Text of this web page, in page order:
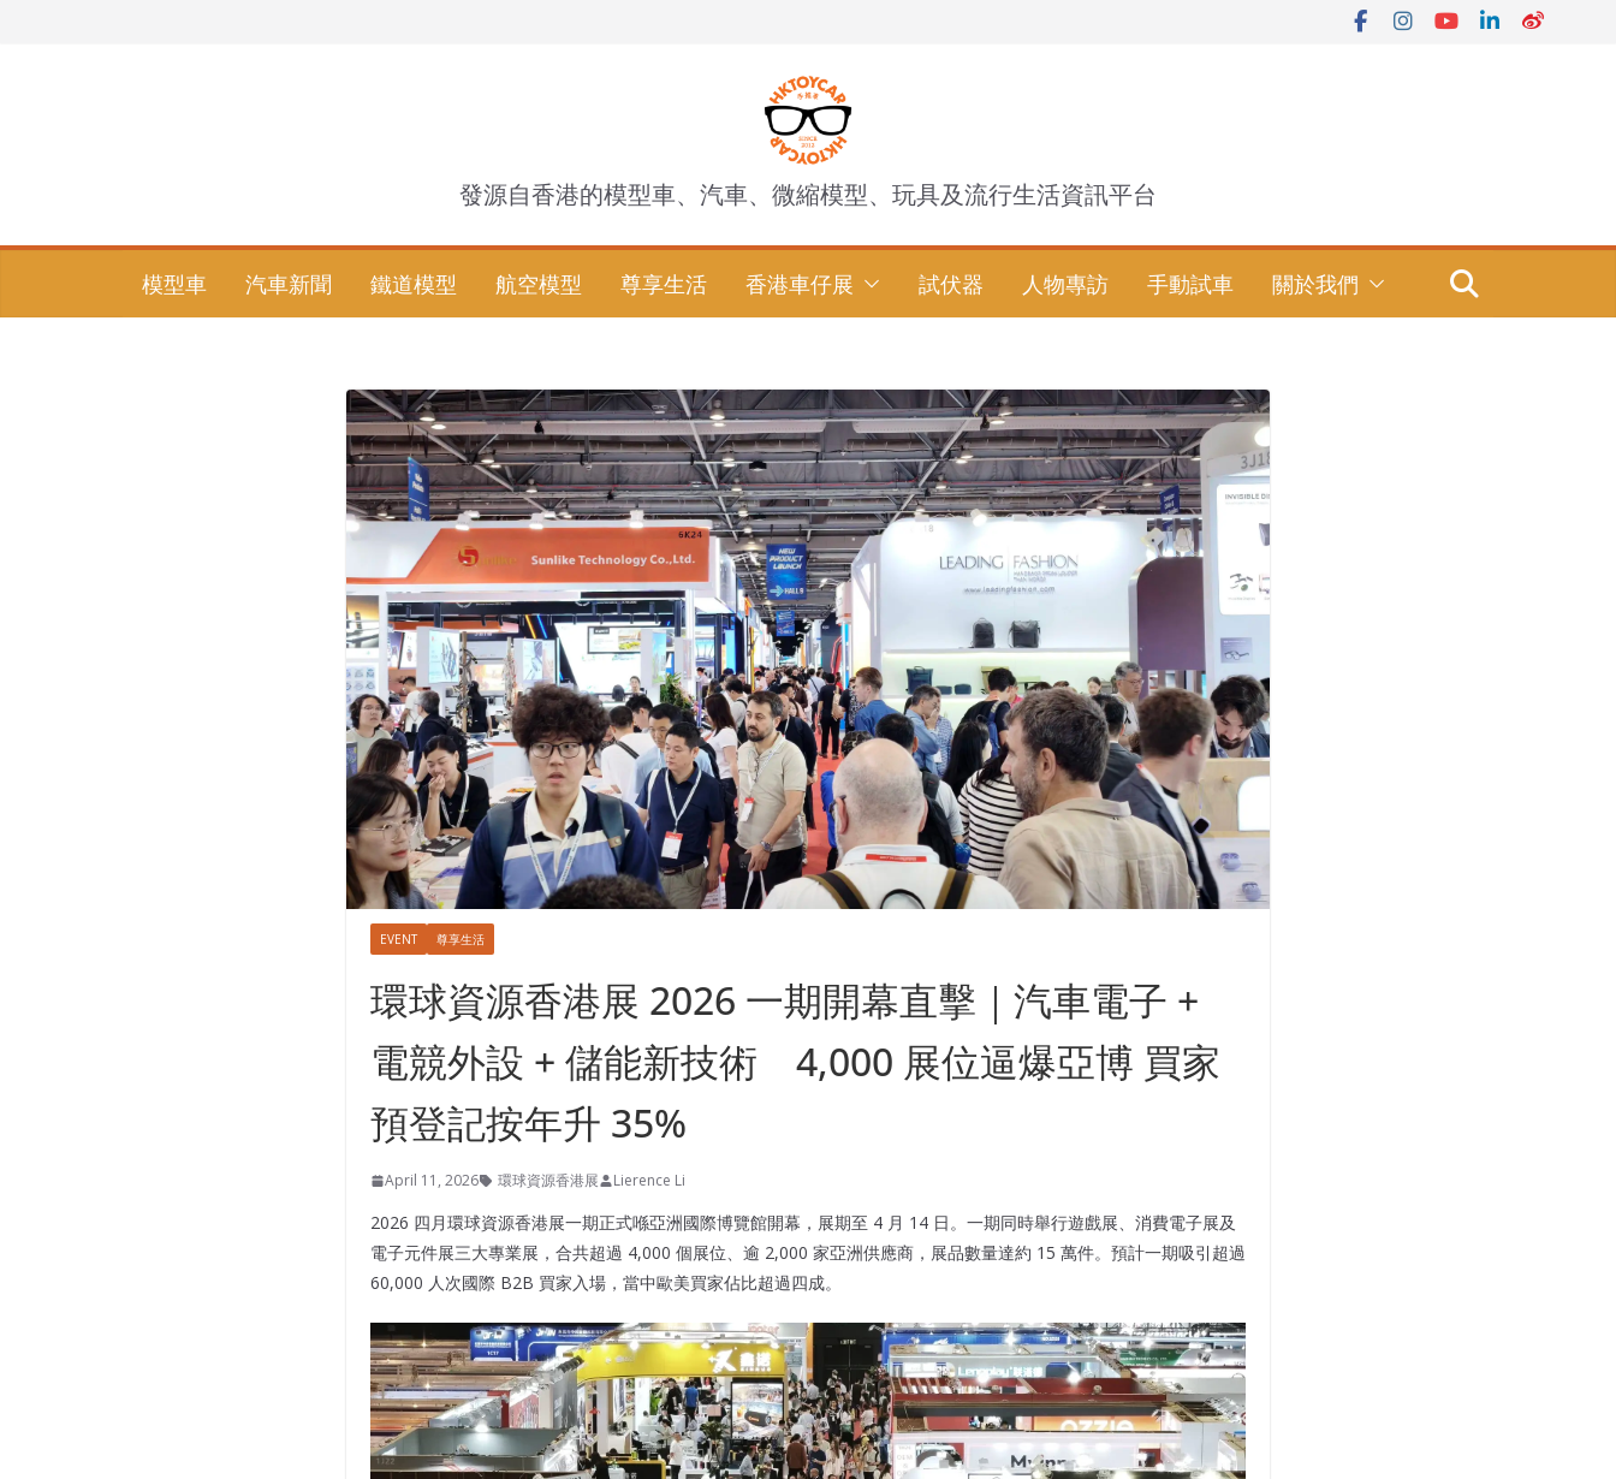
發源自香港的模型車、汽車、微縮模型、玩具及流行生活資訊平台
模型車 汽車新聞 鐵道模型 航空模型 尊享生活 香港車仔展 試伏器 人物專訪 手動試車 關於我們
EVENT 尊享生活
環球資源香港展 2026 一期開幕直擊｜汽車電子 +
電競外設 + 儲能新技術 4,000 展位逼爆亞博 買家
預登記按年升 35%
April 11, 2026 環球資源香港展 Lierence Li
2026 四月環球資源香港展一期正式喺亞洲國際博覽館開幕，展期至 4 月 14 日。一期同時舉行遊戲展、消費電子展及
電子元件展三大專業展，合共超過 4,000 個展位、逾 2,000 家亞洲供應商，展品數量達約 15 萬件。預計一期吸引超過
60,000 人次國際 B2B 買家入場，當中歐美買家佔比超過四成。